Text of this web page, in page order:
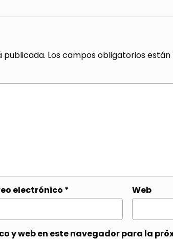
publicada. Los campos obligatorios
electrónico * Web
y web en este navegador para la